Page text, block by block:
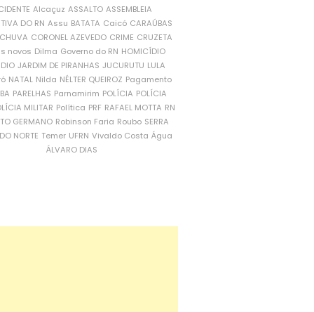
Alcaçuz ASSALTO ASSEMBLEIA
DO RN Assu BATATA Caicó CARAÚBAS
CORONEL AZEVEDO CRIME CRUZETA
novos Dilma Governo do RN HOMICÍDIO
JARDIM DE PIRANHAS JUCURUTU LULA
NATAL Nilda NÉLTER QUEIROZ Pagamento
PARELHAS Parnamirim POLÍCIA POLÍCIA
MILITAR Política PRF RAFAEL MOTTA RN
GERMANO Robinson Faria Roubo SERRA
NORTE Temer UFRN Vivaldo Costa Água
ÁLVARO DIAS